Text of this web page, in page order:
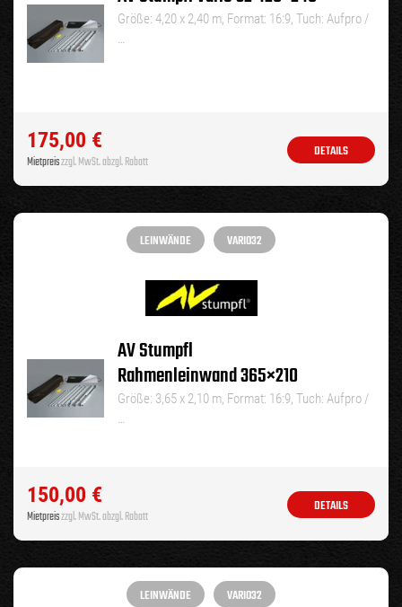
Größe: 4,20 x 2,40 m, Format: 16:9, Tuch: Aufpro /
…
175,00 €
Mietpreiszzgl. MwSt. abzgl. Rabatt
DETAILS
LEINWÄNDE VARIO32
AV Stumpfl
Rahmenleinwand 365×210
Größe: 3,65 x 2,10 m, Format: 16:9, Tuch: Aufpro /
…
150,00 €
Mietpreiszzgl. MwSt. abzgl. Rabatt
DETAILS
LEINWÄNDE VARIO32